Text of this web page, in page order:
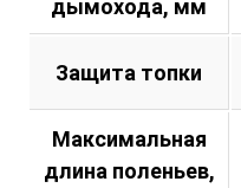
дымохода, мм
Защита топки
Максимальная
длина поленьев,